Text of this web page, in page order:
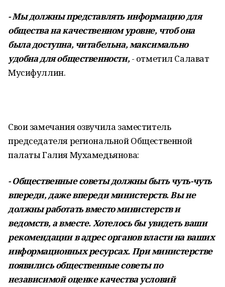
- Мы должны представлять информацию для
общества на качественном уровне, чтоб она
была доступна, читабельна, максимально
удобна для общественности, - отметил Салават
Мусифуллин.
Свои замечания озвучила заместитель
председателя региональной Общественной
палаты Галия Мухамедьянова:
- Общественные советы должны быть чуть-чуть
впереди, даже впереди министерств. Вы не
должны работать вместо министерств и
ведомств, а вместе. Хотелось бы увидеть ваши
рекомендации в адрес органов власти на ваших
информационных ресурсах. При министерстве
появились общественные советы по
независимой оценке качества условий